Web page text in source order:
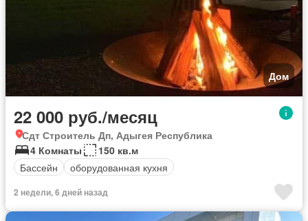
Дом
22 000 руб./месяц
Сдт Строитель Дп, Адыгея Республика
4 Комнаты
150 кв.м
Бассейн
оборудованная кухня
2 недели, 6 дней назад